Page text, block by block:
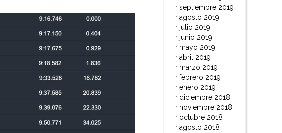
septiembre 2019
agosto 2019
julio 2019
junio 2019
mayo 2019
abril 2019
marzo 2019
febrero 2019
enero 2019
diciembre 2018
noviembre 2018
octubre 2018
agosto 2018